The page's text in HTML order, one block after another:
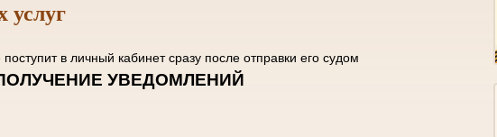
услуг
поступит в личный кабинет сразу после отправки его судом
ПОЛУЧЕНИЕ УВЕДОМЛЕНИЙ